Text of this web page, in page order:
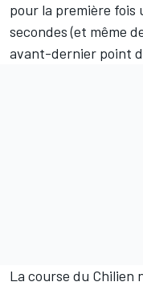
pour la première fois
secondes (et même
avant-dernier point
La course du Chilien